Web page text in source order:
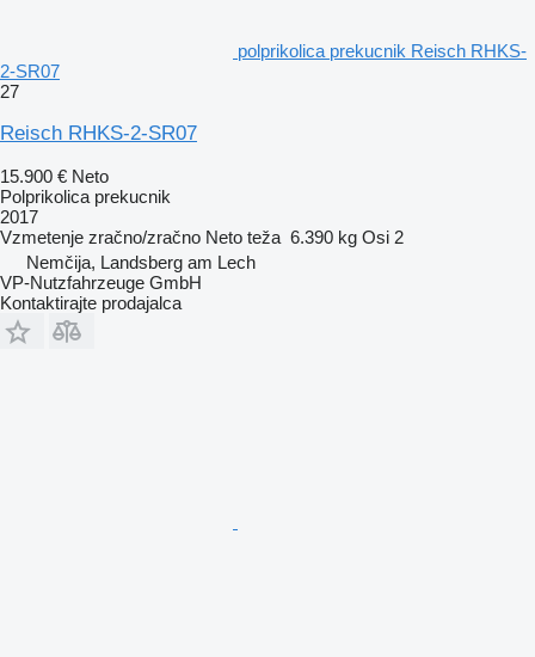
polprikolica prekucnik Reisch RHKS-
2-SR07
27
Reisch RHKS-2-SR07
15.900 € Neto
Polprikolica prekucnik
2017
Vzmetenje zračno/zračno Neto teža 6.390 kg Osi 2
Nemčija, Landsberg am Lech
VP-Nutzfahrzeuge GmbH
Kontaktirajte prodajalca